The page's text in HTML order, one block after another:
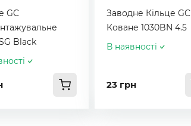
GC
Black
Заводне Кільце GC
Коване 1030BN 4.5
В наявності
23 грн